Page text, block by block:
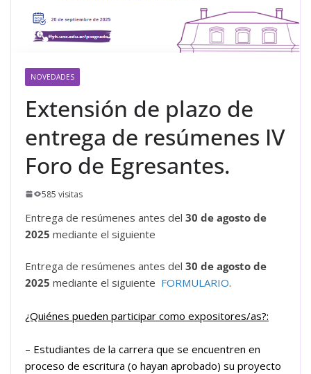
NOVEDADES
Extensión de plazo de
entrega de resúmenes IV
Foro de Egresantes.
585 visitas
Entrega de resúmenes antes del 30 de agosto de
2025 mediante el siguiente
Entrega de resúmenes antes del 30 de agosto de
2025 mediante el siguiente FORMULARIO.
¿Quiénes pueden participar como expositores/as?:
– Estudiantes de la carrera que se encuentren en
proceso de escritura (o hayan aprobado) su proyecto